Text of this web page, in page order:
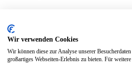
Datenschutz
Impressum
Wir verwenden Cookies
Wir können diese zur Analyse unserer
großartiges Webseiten-Erlebnis zu bieten. Für